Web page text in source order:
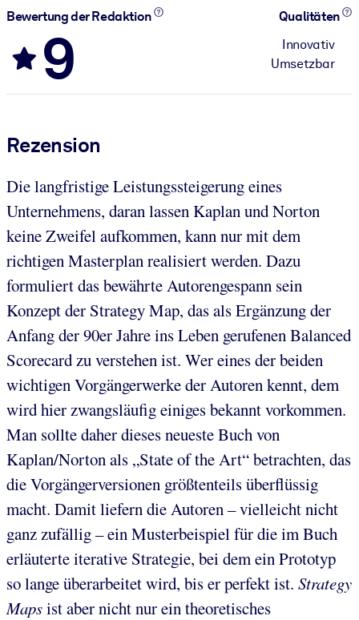
Bewertung der Redaktion
9
Qualitäten
Innovativ
Umsetzbar
Rezension
Die langfristige Leistungssteigerung eines
Unternehmens, daran lassen Kaplan und Norton
keine Zweifel aufkommen, kann nur mit dem
richtigen Masterplan realisiert werden. Dazu
formuliert das bewährte Autorengespann sein
Konzept der Strategy Map, das als Ergänzung der
Anfang der 90er Jahre ins Leben gerufenen Balanced
Scorecard zu verstehen ist. Wer eines der beiden
wichtigen Vorgängerwerke der Autoren kennt, dem
wird hier zwangsläufig einiges bekannt vorkommen.
Man sollte daher dieses neueste Buch von
Kaplan/Norton als „State of the Art“ betrachten, das
die Vorgängerversionen größtenteils überflüssig
macht. Damit liefern die Autoren – vielleicht nicht
ganz zufällig – ein Musterbeispiel für die im Buch
erläuterte iterative Strategie, bei dem ein Prototyp
so lange überarbeitet wird, bis er perfekt ist. Strategy
Mapsist aber nicht nur ein theoretisches